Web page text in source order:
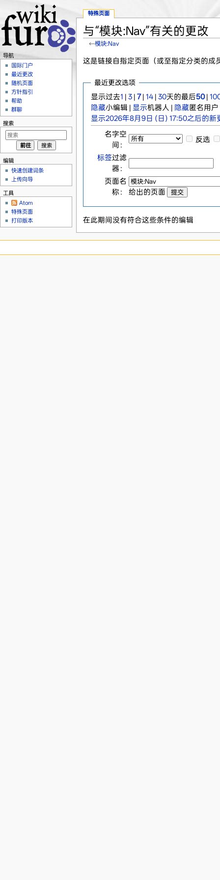
与“模块:Nav”有关的更改
←模块:Nav
这是链接自指定页面（或至指定分类的成
最近更改选项
显示过去1 | 3| 7| 14| 30天的最后50|
隐藏小编辑 | 显示机器人 | 隐藏匿名用
显示2026年8月9日 (日) 17:50之后的新
名字空
间：
反选
标签过滤
器：
页面名
称：
给出的页面
在此期间没有符合这些条件的编辑
特殊页面
导航
国际门户
最近更改
随机页面
方针指引
帮助
群聊
搜索
编辑
快速创建词条
上传向导
工具
Atom
特殊页面
打印版本